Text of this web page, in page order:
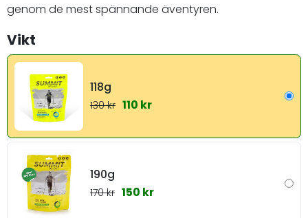
genom de mest spännande äventyren.
Vikt
118g
130 kr 110 kr
190g
170 kr 150 kr